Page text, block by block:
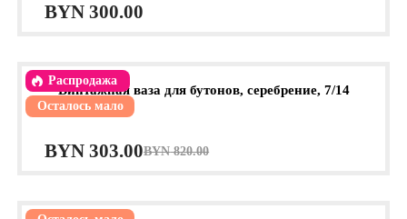
BYN 300.00
Распродажа
Осталось мало
Винтажная ваза для бутонов, серебрение, 7/14
BYN820.00
Первоначальная
составляла
BYN 303.00Текущая